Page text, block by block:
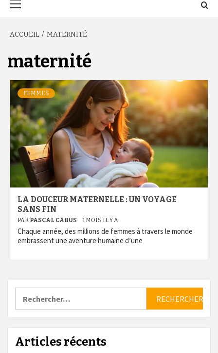
ACCUEIL MATERNITÉ
maternité
FEMMES
LA DOUCEUR MATERNELLE : UN VOYAGE
SANS FIN
PAR PASCAL CABUS 1 MOIS IL Y A
Chaque année, des millions de femmes à travers le monde
embrassent une aventure humaine d’une
Articles récents